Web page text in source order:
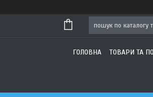
ГОЛОВНА ТОВАРИ ТА